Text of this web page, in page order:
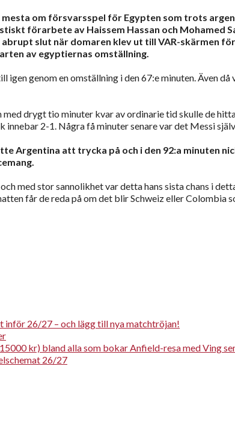
mesta om försvarsspel för Egypten som trots
förarbete av Haissem Hassan och Mohamed
slut när domaren klev ut till VAR-skärmen
av egyptiernas omställning.
igen genom en omställning i den 67:e minuten. Även
drygt tio minuter kvar av ordinarie tid skulle de
innebar 2-1. Några få minuter senare var det Messi
Argentina att trycka på och i den 92:a minuten
med stor sannolikhet var detta hans sista chans i
får de reda på om det blir Schweiz eller Colombia
​inför 26/27 – och lägg till nya matchtröjan!
kr) bland alla som bokar Anfield-resa med Ving
26/27